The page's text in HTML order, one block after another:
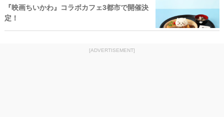
『映画ちいかわ』コラボカフェ3都市で開催決
定！
[ADVERTISEMENT]